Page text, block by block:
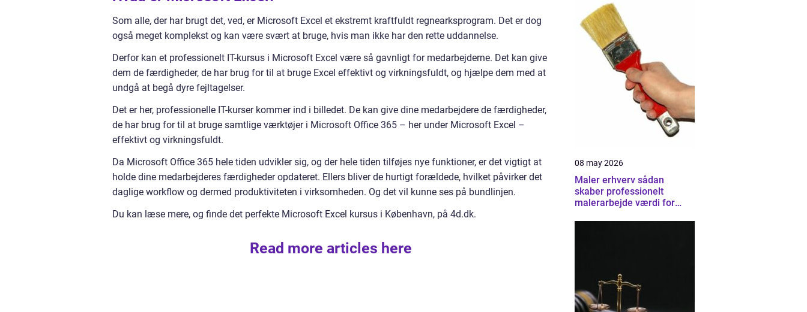
Som alle, der har brugt det, ved, er Microsoft Excel et ekstremt kraftfuldt regnearksprogram. Det er dog
også meget komplekst og kan være svært at bruge, hvis man ikke har den rette uddannelse.
Derfor kan et professionelt IT-kursus i Microsoft Excel være så gavnligt for medarbejderne. Det kan give
dem de færdigheder, de har brug for til at bruge Excel effektivt og virkningsfuldt, og hjælpe dem med at
undgå at begå dyre fejltagelser.
Det er her, professionelle IT-kurser kommer ind i billedet. De kan give dine medarbejdere de færdigheder,
de har brug for til at bruge samtlige værktøjer i Microsoft Office 365 – her under Microsoft Excel –
effektivt og virkningsfuldt.
Da Microsoft Office 365 hele tiden udvikler sig, og der hele tiden tilføjes nye funktioner, er det vigtigt at
holde dine medarbejderes færdigheder opdateret. Ellers bliver de hurtigt forældede, hvilket påvirker det
daglige workflow og dermed produktiviteten i virksomheden. Og det vil kunne ses på bundlinjen.
Du kan læse mere, og finde det perfekte Microsoft Excel kursus i København, på 4d.dk.
Read more articles here
08 may 2026
Maler erhverv sådan
skaber professionelt
malerarbejde værdi for